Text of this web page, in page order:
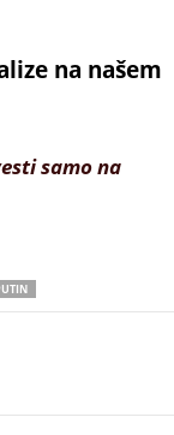
na našem
samo na